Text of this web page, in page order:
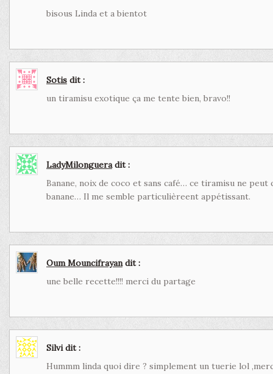
bisous Linda et a bientot
Sotis dit :
un tiramisu exotique ça me tente bien, bravo!!
LadyMilonguera dit :
Banane, noix de coco et sans café… ce tiramisu ne
banane… Il me semble particulièreent appétissant.
Oum Mouncifrayan dit :
une belle recette!!!! merci du partage
Silvi dit :
Hummm linda quoi dire ? simplement un tuerie lol